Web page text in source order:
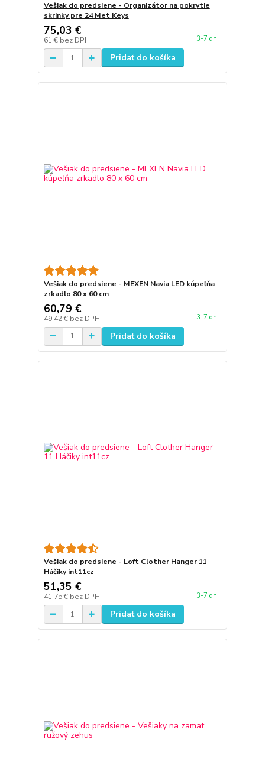
Vešiak do predsiene - Organizátor na pokrytie
skrinky pre 24 Met Keys
75,03 €
61 € bez DPH 3-7 dni
Pridať do košíka
Vešiak do predsiene - MEXEN Navia LED kúpeľňa
zrkadlo 80 x 60 cm
60,79 €
49,42 € bez DPH 3-7 dni
Pridať do košíka
Vešiak do predsiene - Loft Clother Hanger 11
Háčiky int11cz
51,35 €
41,75 € bez DPH 3-7 dni
Pridať do košíka